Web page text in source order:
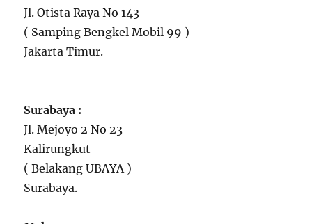
Jl. Otista Raya No 143
( Samping Bengkel Mobil 99 )
Jakarta Timur.
Surabaya :
Jl. Mejoyo 2 No 23
Kalirungkut
( Belakang UBAYA )
Surabaya.